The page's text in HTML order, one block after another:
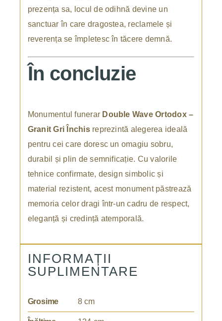
prezența sa, locul de odihnă devine un
sanctuar în care dragostea, reclamele și
reverența se împletesc în tăcere demnă.
În concluzie
Monumentul funerar Double Wave Ortodox –
Granit Gri Închisreprezintă alegerea ideală
pentru cei care doresc un omagiu sobru,
durabil și plin de semnificație. Cu valorile
tehnice confirmate, design simbolic și
material rezistent, acest monument păstrează
memoria celor dragi într-un cadru de respect,
eleganță și credință atemporală.
INFORMAȚII
SUPLIMENTARE
Grosime 8 cm